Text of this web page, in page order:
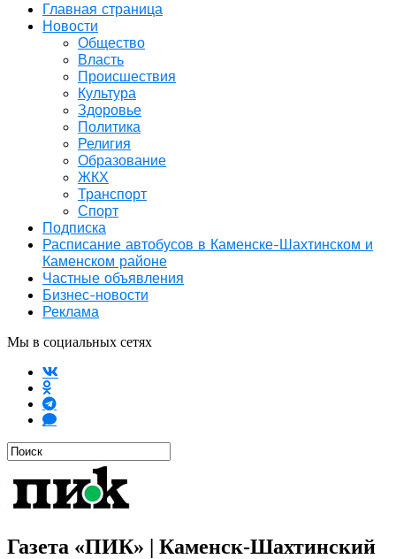
Главная страница
Новости
Общество
Власть
Происшествия
Культура
Здоровье
Политика
Религия
Образование
ЖКХ
Транспорт
Спорт
Подписка
Расписание автобусов в Каменске-Шахтинском и
Каменском районе
Частные объявления
Бизнес-новости
Реклама
Мы в социальных сетях
Газета «ПИК» | Каменск-Шахтинский